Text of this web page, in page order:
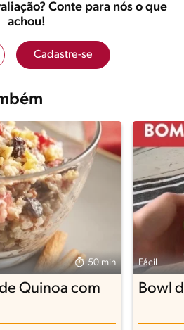
Conte para nós o que
achou!
Cadastre-se
50 min
Quinoa com
Fácil
Bowl